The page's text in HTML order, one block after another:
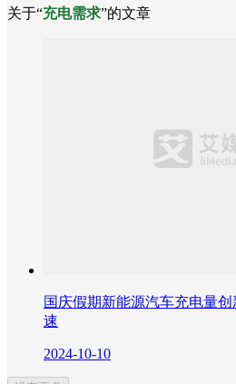
关于“充电需求”的文章
国庆假期新能源汽车充电量
速
2024-10-10